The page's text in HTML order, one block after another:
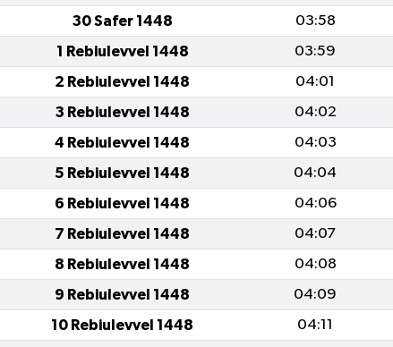
30 Safer 1448 03:58
1 Rebiulevvel 1448 03:59
2 Rebiulevvel 1448 04:01
3 Rebiulevvel 1448 04:02
4 Rebiulevvel 1448 04:03
5 Rebiulevvel 1448 04:04
6 Rebiulevvel 1448 04:06
7 Rebiulevvel 1448 04:07
8 Rebiulevvel 1448 04:08
9 Rebiulevvel 1448 04:09
10 Rebiulevvel 1448 04:11